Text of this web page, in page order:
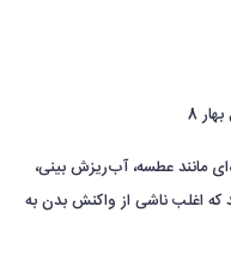
مانند عطسه، آب‌ریزش بینی،
اغلب ناشی از واکنش بدن به